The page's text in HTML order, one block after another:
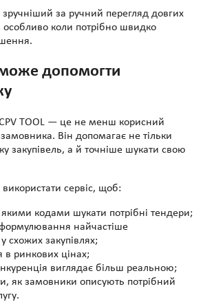
зручніший за ручний перегляд довгих
особливо коли потрібно швидко
може допомогти
TOOL — це не менш корисний
Він допомагає не тільки
закупівель, а й точніше шукати свою
сервіс, щоб:
кодами шукати потрібні тендери;
найчастіше
схожих закупівлях;
в ринкових цінах;
виглядає більш реальною;
як замовники описують потрібний